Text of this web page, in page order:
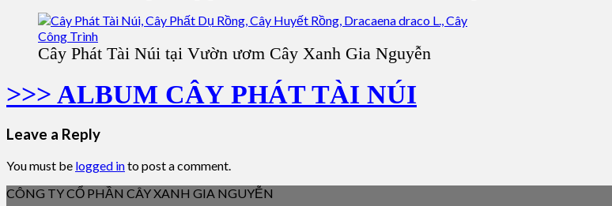
Cây Phát Tài Núi tại Vườn ươm Cây Xanh Gia Nguyễn
>>> ALBUM CÂY PHÁT TÀI NÚI
Leave a Reply
You must be logged into post a comment.
CÔNG TY CỔ PHẦN CÂY XANH GIA NGUYỄN